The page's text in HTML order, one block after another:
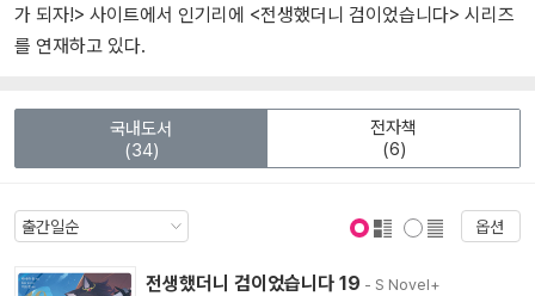
가 되자!> 사이트에서 인기리에 <전생했더니 검이었습니다> 시리즈
를 연재하고 있다.
국내도서
(34)
전자책
(6)
옵션
전생했더니 검이었습니다 19 - S Novel+